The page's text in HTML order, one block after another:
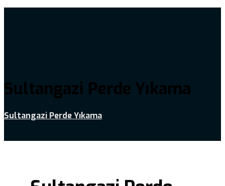
Sultangazi Perde Yıkama
Sultangazi Perde Yıkama